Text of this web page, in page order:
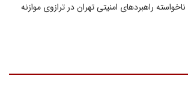
راهبردهای امنیتی تهران در ترازوی موازنه